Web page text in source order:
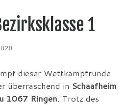
1
dieser Wettkampfrunde
überraschend in Schaafheim
1067 Ringen. Trotz des